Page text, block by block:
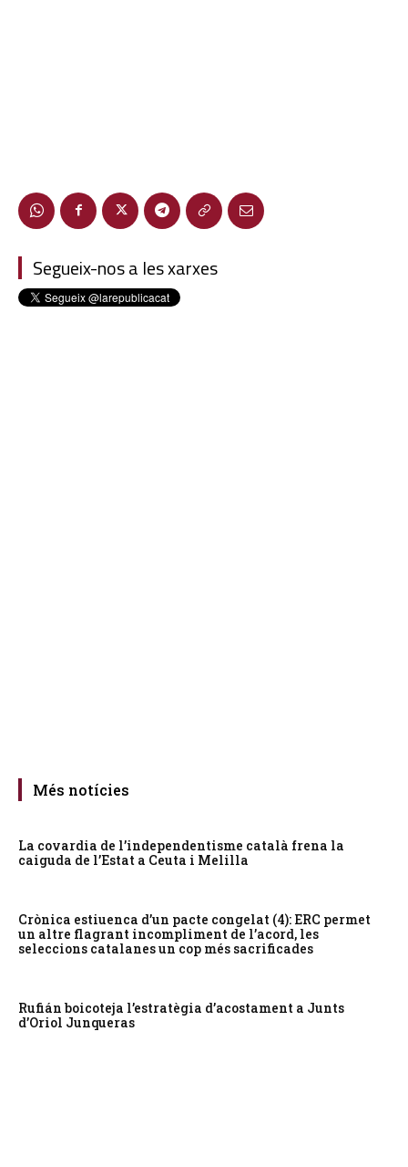
Segueix-nos a les xarxes
Més notícies
La covardia de l’independentisme català frena la
caiguda de l’Estat a Ceuta i Melilla
Crònica estiuenca d’un pacte congelat (4): ERC permet
un altre flagrant incompliment de l’acord, les
seleccions catalanes un cop més sacrificades
Rufián boicoteja l’estratègia d’acostament a Junts
d’Oriol Junqueras